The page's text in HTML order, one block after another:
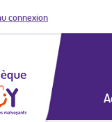
connexion